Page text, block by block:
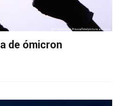
de ómicron